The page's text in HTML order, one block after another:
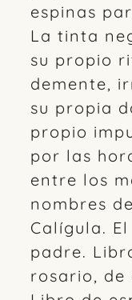
espinas
La tinta
su propio
demente,
su propia
propio
por las
entre los
nombres
Calígula.
padre.
rosario, de